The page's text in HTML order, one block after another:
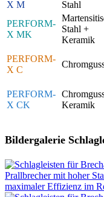
X M Stahl
PERFORM-
X MK
Stahl +
Keramik
PERFORM-
X C
PERFORM-
X CK
Keramik
Bildergalerie